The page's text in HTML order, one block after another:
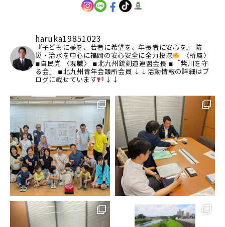
haruka19851023
『子どもに夢を、若者に希望を、年長者に安心を』
防
災・治水を中心に福岡の安心安全に全力投球
〈所属〉
◾︎自民党 〈現職〉 ◾︎北九州銃剣道連盟会長 ◾︎「紫川を守
る会」
◾︎北九州青年会議所会員 ↓↓活動情報の詳細はブ
ログに載せています
↓↓